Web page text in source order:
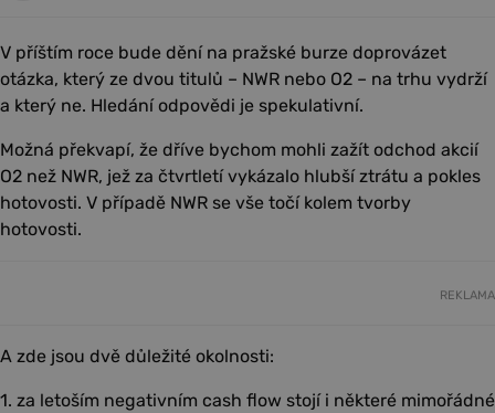
V příštím roce bude dění na pražské burze doprovázet
otázka, který ze dvou titulů – NWR nebo O2 – na trhu vydrží
a který ne. Hledání odpovědi je spekulativní.
Možná překvapí, že dříve bychom mohli zažít odchod akcií
O2 než NWR, jež za čtvrtletí vykázalo hlubší ztrátu a pokles
hotovosti. V případě NWR se vše točí kolem tvorby
hotovosti.
REKLAMA
A zde jsou dvě důležité okolnosti:
1. za letoším negativním cash flow stojí i některé mimořádné